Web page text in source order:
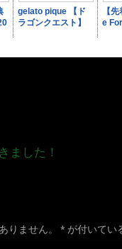
ました！
りません。 * が付いてい